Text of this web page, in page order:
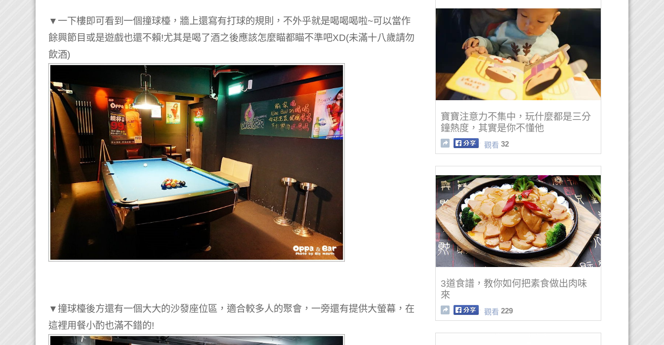
▼一下樓即可看到一個撞球檯，牆上還寫有打球的規則，不外乎就是喝喝喝啦~可以當作
餘興節目或是遊戲也還不賴!尤其是喝了酒之後應該怎麼瞄都瞄不準吧XD(未滿十八歲請勿
飲酒)
▼撞球檯後方還有一個大大的沙發座位區，適合較多人的聚會，一旁還有提供大螢幕，在
這裡用餐小酌也滿不錯的!
寶寶注意力不集中，玩什麼都是三分
鐘熱度，其實是你不懂他
觀看 32
3道食譜，教你如何把素食做出肉味
來
觀看 229